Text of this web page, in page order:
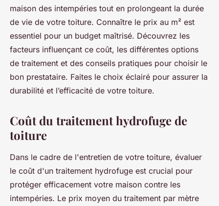
maison des intempéries tout en prolongeant la durée
de vie de votre toiture. Connaître le prix au m² est
essentiel pour un budget maîtrisé. Découvrez les
facteurs influençant ce coût, les différentes options
de traitement et des conseils pratiques pour choisir le
bon prestataire. Faites le choix éclairé pour assurer la
durabilité et l’efficacité de votre toiture.
Coût du traitement hydrofuge de
toiture
Dans le cadre de l'entretien de votre toiture, évaluer
le coût d'un traitement hydrofuge est crucial pour
protéger efficacement votre maison contre les
intempéries. Le prix moyen du traitement par mètre